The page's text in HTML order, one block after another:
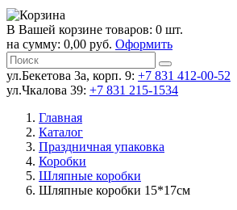
В Вашей корзине товаров: 0 шт.
на сумму: 0,00 руб. Оформить
ул.Бекетова 3а, корп. 9: +7 831 412-00-52
ул.Чкалова 39: +7 831 215-1534
Главная
Каталог
Праздничная упаковка
Коробки
Шляпные коробки
Шляпные коробки 15*17см